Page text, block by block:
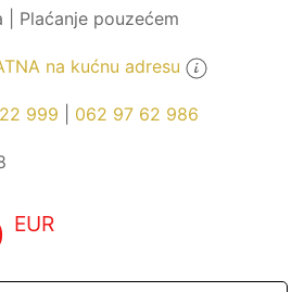
| Plaćanje pouzećem
na kućnu adresu
999 062 97 62 986
EUR